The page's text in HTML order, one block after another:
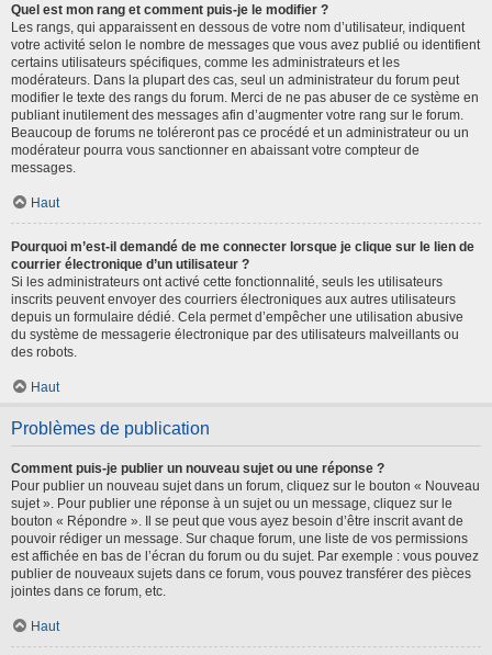
Quel est mon rang et comment puis-je le modifier ?
Les rangs, qui apparaissent en dessous de votre nom d’utilisateur, indiquent
votre activité selon le nombre de messages que vous avez publié ou identifient
certains utilisateurs spécifiques, comme les administrateurs et les
modérateurs. Dans la plupart des cas, seul un administrateur du forum peut
modifier le texte des rangs du forum. Merci de ne pas abuser de ce système en
publiant inutilement des messages afin d’augmenter votre rang sur le forum.
Beaucoup de forums ne toléreront pas ce procédé et un administrateur ou un
modérateur pourra vous sanctionner en abaissant votre compteur de
messages.
Haut
Pourquoi m’est-il demandé de me connecter lorsque je clique sur le lien de
courrier électronique d’un utilisateur ?
Si les administrateurs ont activé cette fonctionnalité, seuls les utilisateurs
inscrits peuvent envoyer des courriers électroniques aux autres utilisateurs
depuis un formulaire dédié. Cela permet d’empêcher une utilisation abusive
du système de messagerie électronique par des utilisateurs malveillants ou
des robots.
Haut
Problèmes de publication
Comment puis-je publier un nouveau sujet ou une réponse ?
Pour publier un nouveau sujet dans un forum, cliquez sur le bouton « Nouveau
sujet ». Pour publier une réponse à un sujet ou un message, cliquez sur le
bouton « Répondre ». Il se peut que vous ayez besoin d’être inscrit avant de
pouvoir rédiger un message. Sur chaque forum, une liste de vos permissions
est affichée en bas de l’écran du forum ou du sujet. Par exemple : vous pouvez
publier de nouveaux sujets dans ce forum, vous pouvez transférer des pièces
jointes dans ce forum, etc.
Haut